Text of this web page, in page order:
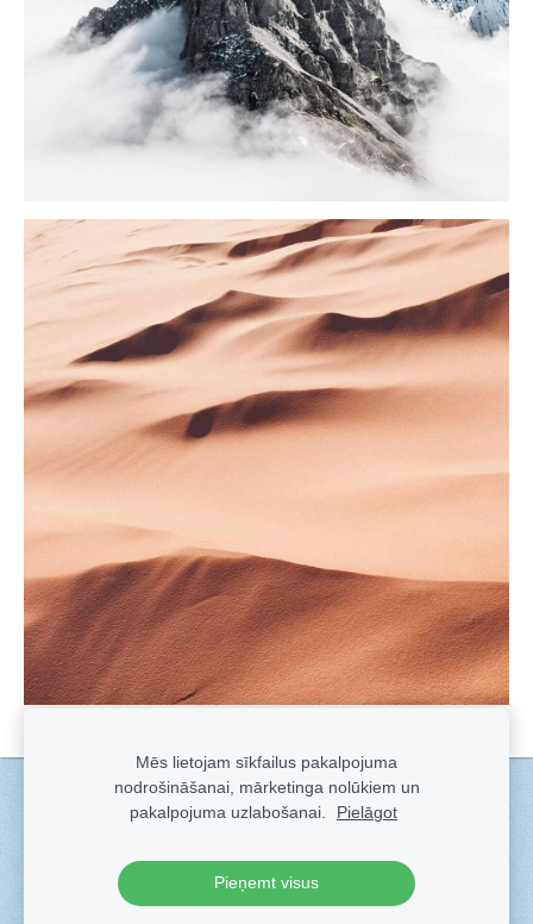
Sīkdatnes
Veidots arSadarbe- labo mājas lapu ģeneratoru.
Mēs lietojam sīkfailus pakalpojuma
nodrošināšanai, mārketinga nolūkiem un
pakalpojuma uzlabošanai.
Pielāgot
Pieņemt visus